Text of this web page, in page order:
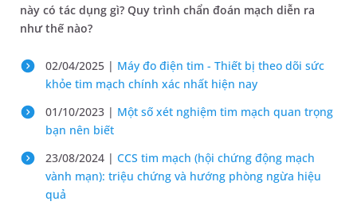
này có tác dụng gì? Quy trình chẩn đoán mạch diễn ra
như thế nào?
02/04/2025 | Máy đo điện tim - Thiết bị theo dõi sức
khỏe tim mạch chính xác nhất hiện nay
01/10/2023 | Một số xét nghiệm tim mạch quan trọng
bạn nên biết
23/08/2024 | CCS tim mạch (hội chứng động mạch
vành mạn): triệu chứng và hướng phòng ngừa hiệu
quả